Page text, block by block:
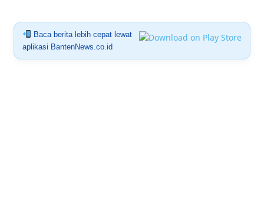
Baca berita lebih cepat lewat
aplikasi BantenNews.co.id